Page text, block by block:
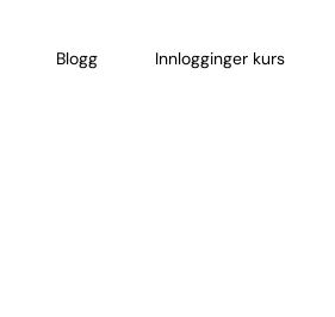
Blogg Innlogginger kurs